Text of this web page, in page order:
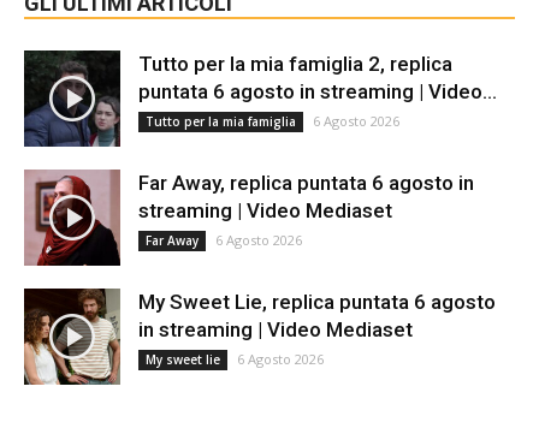
Tutto per la mia famiglia 2, replica
puntata 6 agosto in streaming | Video...
Tutto per la mia famiglia 6 Agosto 2026
Far Away, replica puntata 6 agosto in
streaming | Video Mediaset
Far Away 6 Agosto 2026
My Sweet Lie, replica puntata 6 agosto
in streaming | Video Mediaset
My sweet lie 6 Agosto 2026